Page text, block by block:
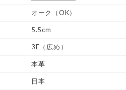
オーク（OK）
5.5cm
3E（広め）
本革
日本